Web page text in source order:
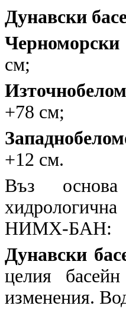
Дунавски
Черноморски
см;
+78 см;
+12 см.
Въз основа
НИМХ-БАН:
Дунавски
целия
изменения.